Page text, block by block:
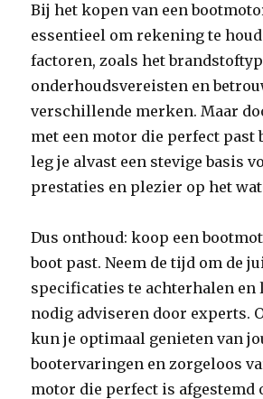
Bij het kopen van een
essentieel om rekening te
factoren, zoals het
onderhoudsvereisten en
verschillende merken. Maar
met een motor die perfect past
leg je alvast een stevige basis
prestaties en plezier op het
Dus onthoud: koop een
boot past. Neem de tijd om de
specificaties te achterhalen en
nodig adviseren door experts.
kun je optimaal genieten van
bootervaringen en zorgeloos
motor die perfect is afgestemd